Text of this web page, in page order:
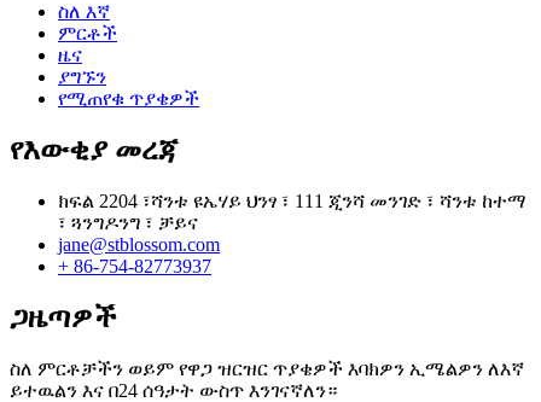
ስለ እኛ
ምርቶች
ዜና
ያግኙን
የሚጠየቁ ጥያቄዎች
የእውቂያ መረጃ
ክፍል 2204 ፣ሻንቱ ዩኤሃይ ህንፃ ፣ 111 ጂንሻ መንገድ ፣ ሻንቱ ከተማ
፣ ጓንግዶንግ ፣ ቻይና
jane@stblossom.com
+ 86-754-82773937
ጋዜጣዎች
ስለ ምርቶቻችን ወይም የዋጋ ዝርዝር ጥያቄዎች እባክዎን ኢሜልዎን ለእኛ
ይተዉልን እና በ24 ሰዓታት ውስጥ እንገናኛለን።